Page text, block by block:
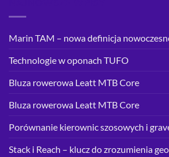
Marin TAM – nowa definicja
Technologie w oponach TUFO
Bluza rowerowa Leatt MTB Core
Bluza rowerowa Leatt MTB Core
Porównanie kierownic szosowych i
Stack i Reach – klucz do zrozumienia